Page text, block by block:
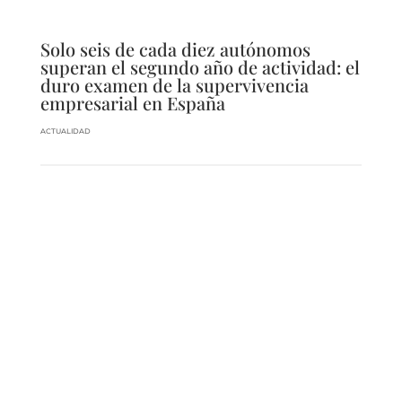
Solo seis de cada diez autónomos
superan el segundo año de actividad: el
duro examen de la supervivencia
empresarial en España
ACTUALIDAD